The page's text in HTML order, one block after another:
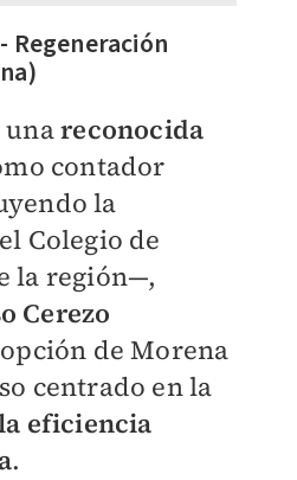
Regeneración
unareconocida
contador
la
Colegio de
la región—,
Cerezo
de Morena
centrado en la
eficiencia
.